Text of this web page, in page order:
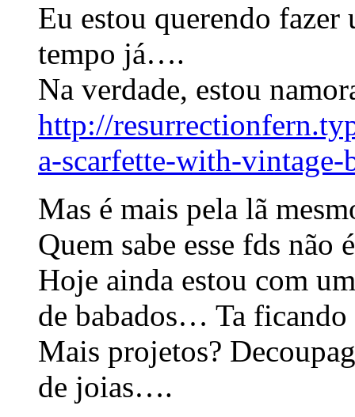
Eu estou querendo fazer
tempo já….
Na verdade, estou
http://
a-scarfette-with-
Mas é mais pela lã
Quem sabe esse fds não
Hoje ainda estou com
de babados… Ta
Mais projetos?
de joias….